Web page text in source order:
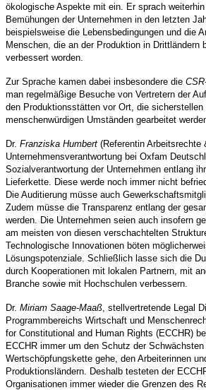
ökologische Aspekte mit ein. Er sprach
Bemühungen der Unternehmen in den letzten
beispielsweise die Lebensbedingungen und die
Menschen, die an der Produktion in Drittländern
verbessert worden.
Zur Sprache kamen dabei insbesondere die
man regelmäßige Besuche von Vertretern der
den Produktionsstätten vor Ort, die
menschenwürdigen Umständen gearbeitet
Dr. Franziska Humbert (Referentin Arbeitsrechte
Unternehmensverantwortung bei Oxfam
Sozialverantwortung der Unternehmen entlang
Lieferkette. Diese werde noch immer nicht
Die Auditierung müsse auch
Zudem müsse die Transparenz entlang der
werden. Die Unternehmen seien auch insofern
am meisten von diesen verschachtelten
Technologische Innovationen böten
Lösungspotenziale. Schließlich lasse sich die
durch Kooperationen mit lokalen Partnern, mit
Branche sowie mit Hochschulen verbessern.
Dr. Miriam Saage-Maaß , stellvertretende Legal
Programmbereichs Wirtschaft und
for Constitutional and Human Rights (ECCHR)
ECCHR immer um den Schutz der Schwächsten
Wertschöpfungskette gehe, den Arbeiterinnen
Produktionsländern. Deshalb testeten der
Organisationen immer wieder die Grenzen des